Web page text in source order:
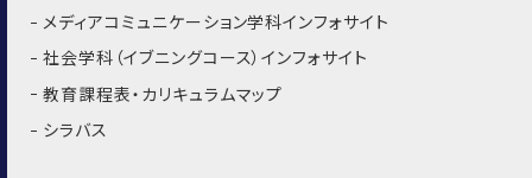
メディアコミュニケーション学科インフォサイト
社会学科（イブニングコース）インフォサイト
教育課程表・カリキュラムマップ
シラバス